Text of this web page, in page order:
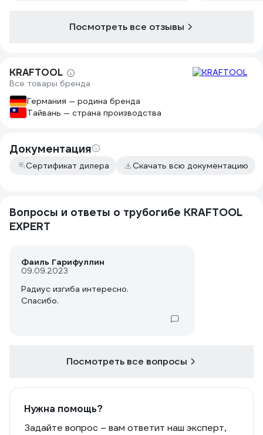
Посмотреть все отзывы
KRAFTOOL
Все товары бренда
Германия — родина бренда
Тайвань — страна производства
Документация
Сертификат дилера Скачать всю документацию
Вопросы и ответы о трубогибе KRAFTOOL
EXPERT
Фаиль Гарифуллин
09.09.2023
Радиус изгиба интересно.
Спасибо.
Посмотреть все вопросы
Нужна помощь?
Задайте вопрос – вам ответит наш эксперт,